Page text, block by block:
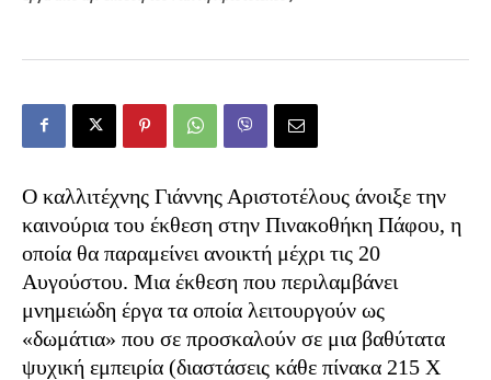
Ο καλλιτέχνης Γιάννης Αριστοτέλους άνοιξε την
καινούρια του έκθεση στην Πινακοθήκη Πάφου, η
οποία θα παραμείνει ανοικτή μέχρι τις 20
Αυγούστου. Μια έκθεση που περιλαμβάνει
μνημειώδη έργα τα οποία λειτουργούν ως
«δωμάτια» που σε προσκαλούν σε μια βαθύτατα
ψυχική εμπειρία (διαστάσεις κάθε πίνακα 215 Χ